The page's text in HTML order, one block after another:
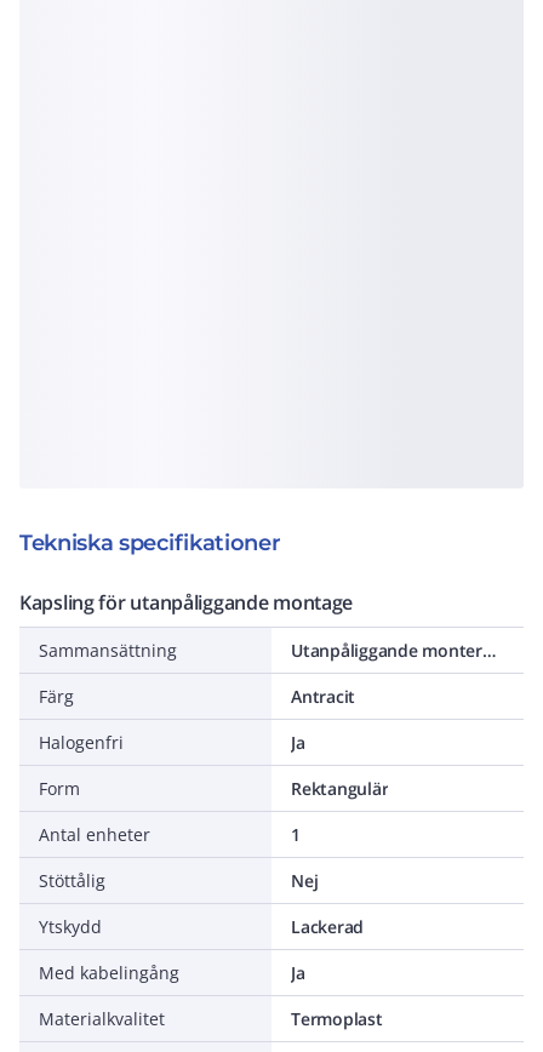
Tekniska specifikationer
Kapsling för utanpåliggande montage
Sammansättning
Utanpåliggande monterad kapsling
Färg
Antracit
Halogenfri
Ja
Form
Rektangulär
Antal enheter
1
Stöttålig
Nej
Ytskydd
Lackerad
Med kabelingång
Ja
Materialkvalitet
Termoplast